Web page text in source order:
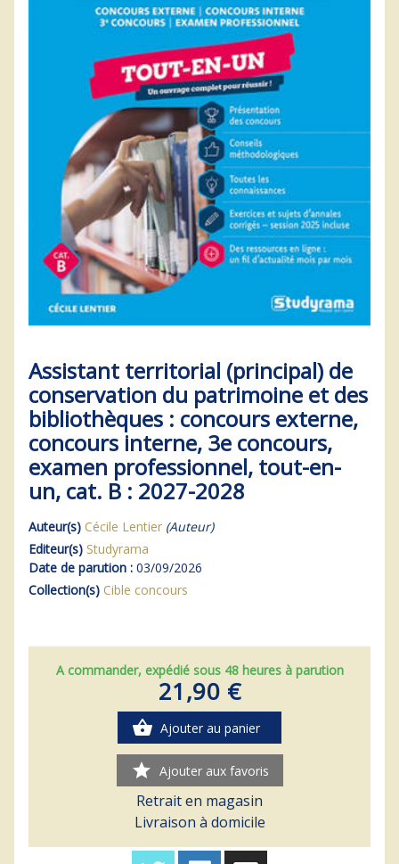
Assistant territorial (principal) de
conservation du patrimoine et des
bibliothèques : concours externe,
concours interne, 3e concours,
examen professionnel, tout-en-
un, cat. B : 2027-2028
Auteur(s) Cécile Lentier (Auteur)
Editeur(s) Studyrama
Date de parution : 03/09/2026
Collection(s) Cible concours
A commander, expédié sous 48 heures à parution
21,90 €
shopping_basket Ajouter au panier
star Ajouter aux favoris
Retrait en magasin
Livraison à domicile